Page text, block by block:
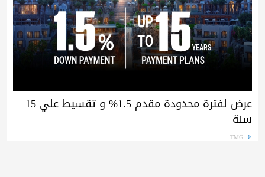
عرض لفترة محدودة مقدم 1.5% و تقسيط علي 15
سنة
TMG